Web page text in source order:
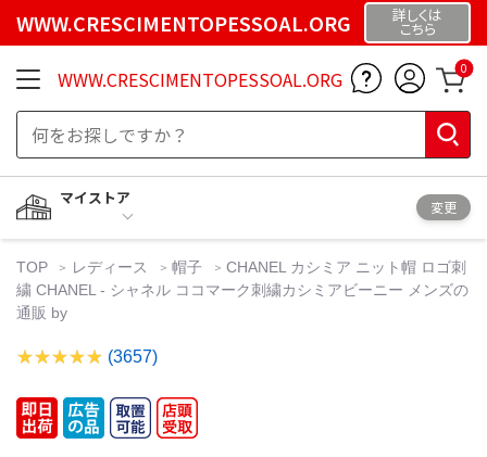
WWW.CRESCIMENTOPESSOAL.ORG 詳しくは
こちら
WWW.CRESCIMENTOPESSOAL.ORG 0
マイストア
変更
TOP レディース 帽子
CHANEL カシミア ニット帽 ロゴ刺
繍 CHANEL - シャネル ココマーク刺繍カシミアビーニー メンズの
通販 by
(3657)